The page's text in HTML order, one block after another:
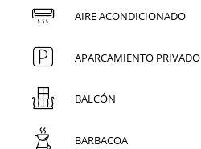
AIRE ACONDICIONADO
APARCAMIENTO PRIVADO
BALCÓN
BARBACOA